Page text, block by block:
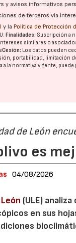
y avisos informativos
de terceros vía
y la Política de Protección
Finalidades: Suscripción a
similares o
Cesión: Los datos pueden
portabilidad, limitación
la normativa vigente,
de León
es
04/08/2026
(ULE)
en sus